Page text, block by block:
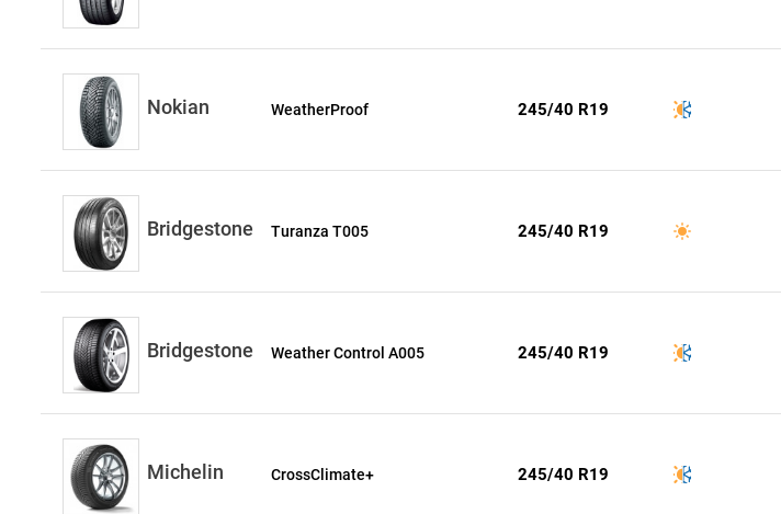
Nokian WeatherProof 245/40 R19
Bridgestone Turanza T005 245/40 R19
Bridgestone Weather Control A005 245/40 R19
Michelin CrossClimate+ 245/40 R19